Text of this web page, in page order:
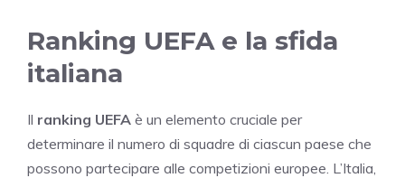
Ranking UEFA e la sfida
italiana
Il ranking UEFA è un elemento cruciale per
determinare il numero di squadre di ciascun paese che
possono partecipare alle competizioni europee. L’Italia,